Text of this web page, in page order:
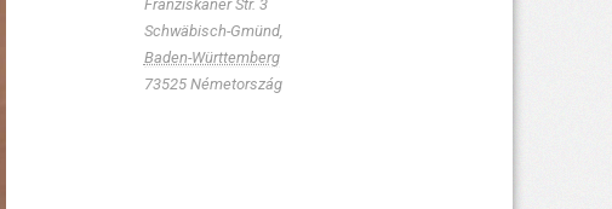
Franziskaner Str. 3
Schwäbisch-Gmünd,
Baden-Württemberg
73525 Németország